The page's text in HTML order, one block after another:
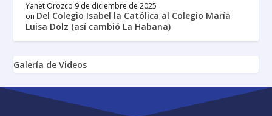
Yanet Orozco 9 de diciembre de 2025
on Del Colegio Isabel la Católica al Colegio María
Luisa Dolz (así cambió La Habana)
Galería de Videos